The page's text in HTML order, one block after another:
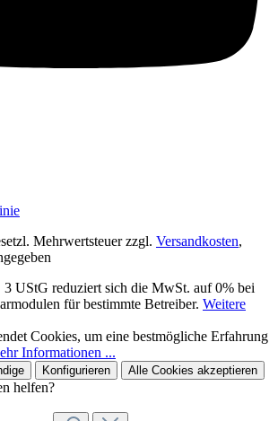
Mehrwertsteuer zzgl. Versandkosten,
3 UStG reduziert sich die MwSt. auf 0% bei
für bestimmte Betreiber. Weitere
Cookies, um eine bestmögliche Erfahrung
Informationen ...
Konfigurieren Alle Cookies akzeptieren
helfen?